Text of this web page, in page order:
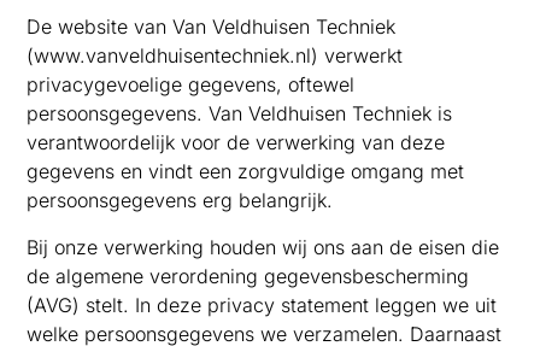
De website van Van Veldhuisen Techniek
(www.vanveldhuisentechniek.nl) verwerkt
privacygevoelige gegevens, oftewel
persoonsgegevens. Van Veldhuisen Techniek is
verantwoordelijk voor de verwerking van deze
gegevens en vindt een zorgvuldige omgang met
persoonsgegevens erg belangrijk.
Bij onze verwerking houden wij ons aan de eisen die
de algemene verordening gegevensbescherming
(AVG) stelt. In deze privacy statement leggen we uit
welke persoonsgegevens we verzamelen. Daarnaast